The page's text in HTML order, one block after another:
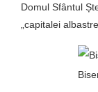
Domul Sfântul
„capitalei